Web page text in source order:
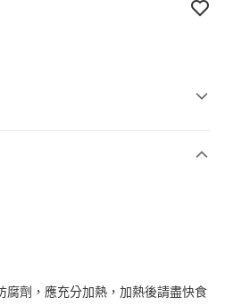
腐劑，應充分加熱，加熱後請盡快食